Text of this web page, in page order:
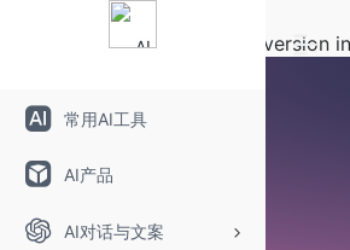
: Array to string conversion in
常用AI工具
AI产品
AI对话与文案